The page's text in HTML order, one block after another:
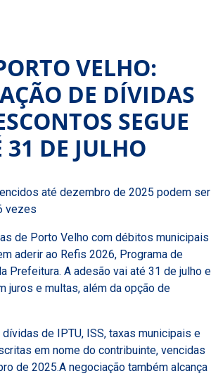
VELHO:
DE DÍVIDAS
SEGUE
31 DE JULHO
até dezembro de 2025 podem ser
vezes
de Porto Velho com débitos municipais
aderir ao Refis 2026, Programa de
Prefeitura. A adesão vai até 31 de julho e
juros e multas, além da opção de
de IPTU, ISS, taxas municipais e
em nome do contribuinte, vencidas
de 2025.A negociação também alcança